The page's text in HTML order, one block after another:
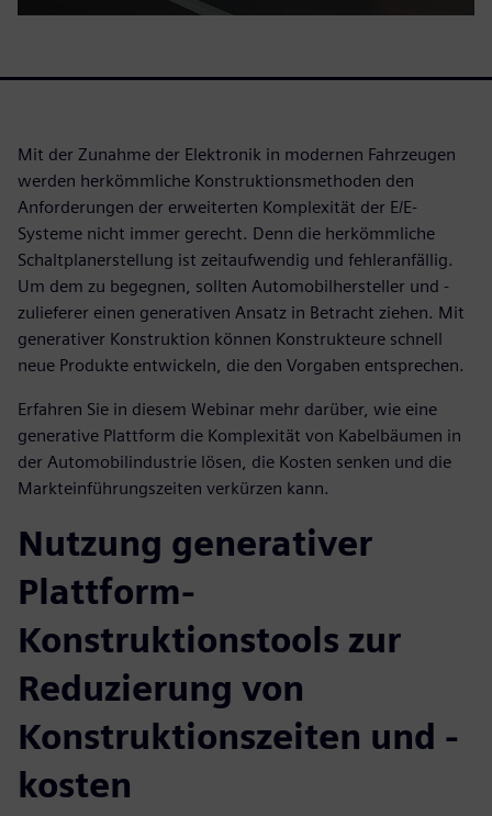
Mit der Zunahme der Elektronik in modernen Fahrzeugen
werden herkömmliche Konstruktionsmethoden den
Anforderungen der erweiterten Komplexität der E/E-
Systeme nicht immer gerecht. Denn die herkömmliche
Schaltplanerstellung ist zeitaufwendig und fehleranfällig.
Um dem zu begegnen, sollten Automobilhersteller und -
zulieferer einen generativen Ansatz in Betracht ziehen. Mit
generativer Konstruktion können Konstrukteure schnell
neue Produkte entwickeln, die den Vorgaben entsprechen.
Erfahren Sie in diesem Webinar mehr darüber, wie eine
generative Plattform die Komplexität von Kabelbäumen in
der Automobilindustrie lösen, die Kosten senken und die
Markteinführungszeiten verkürzen kann.
Nutzung generativer
Plattform-
Konstruktionstools zur
Reduzierung von
Konstruktionszeiten und -
kosten